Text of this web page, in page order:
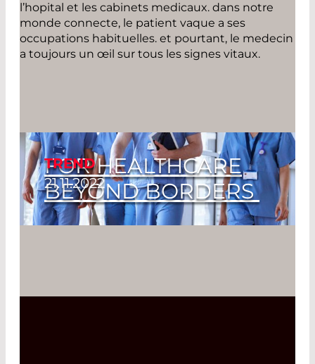
l’hopital et les cabinets medicaux. dans notre
monde connecte, le patient vaque a ses
occupations habituelles. et pourtant, le medecin
a toujours un œil sur tous les signes vitaux.
TREND
21.11.2022
FOR HEALTHCARE
BEYOND BORDERS